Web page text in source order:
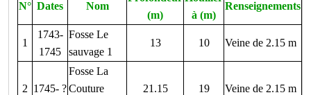
N° Dates Nom
(m)
à (m)
Renseignements
1
1743-
1745
Fosse Le
sauvage 1
13 10 Veine de 2.15 m
2 1745- ?
Fosse La
Couture
21.15 19 Veine de 2.15 m